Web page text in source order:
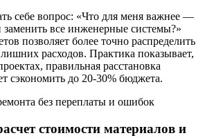
себе вопрос: «Что для меня важнее —
все инженерные системы?»
позволяет более точно распределить
расходов. Практика показывает,
правильная расстановка
сэкономить до 20-30% бюджета.
стоимости материалов и